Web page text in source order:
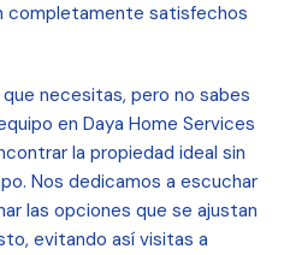
completamente satisfechos
necesitas, pero no sabes
en Daya Home Services
la propiedad ideal sin
Nos dedicamos a escuchar
las opciones que se ajustan
evitando así visitas a